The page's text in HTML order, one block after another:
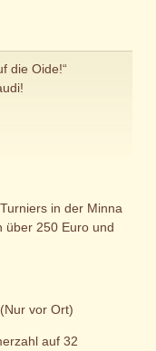
die Oide!“
in der Minna
über 250 Euro und
vor Ort)
auf 32